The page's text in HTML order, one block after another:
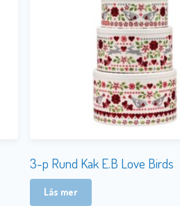
3-p Rund Kak E.B Love Birds
Läs mer